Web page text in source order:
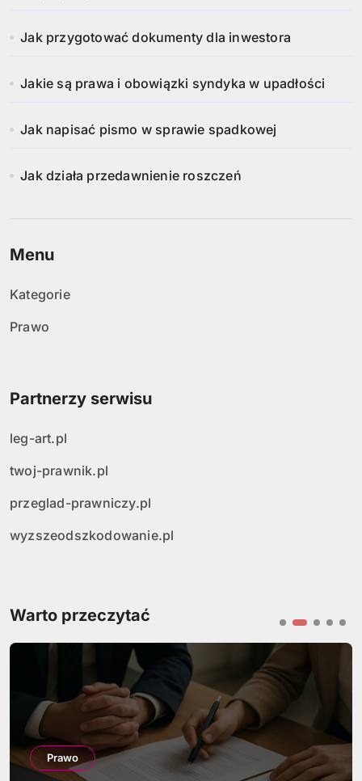
Jak przygotować dokumenty dla inwestora
Jakie są prawa i obowiązki syndyka w upadłości
Jak napisać pismo w sprawie spadkowej
Jak działa przedawnienie roszczeń
Menu
Kategorie
Prawo
Partnerzy serwisu
leg-art.pl
twoj-prawnik.pl
przeglad-prawniczy.pl
wyzszeodszkodowanie.pl
Warto przeczytać
Prawo